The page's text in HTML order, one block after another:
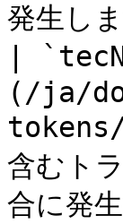
発生し
|
(/ja/
含むト
合に発